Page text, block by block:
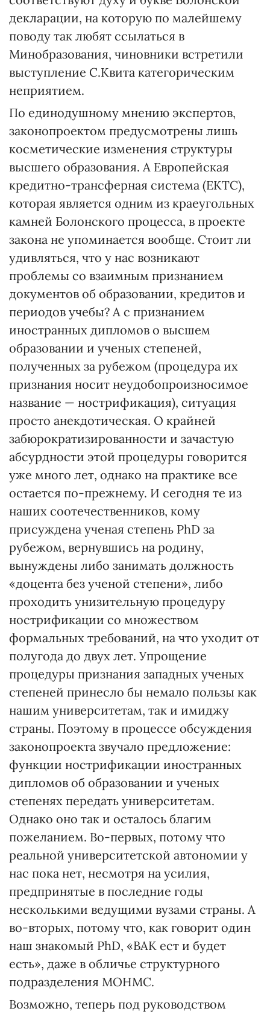
декларации, на которую по малейшему
поводу так любят ссылаться в
Минобразования, чиновники встретили
выступление С.Квита категорическим
неприятием.
По единодушному мнению экспертов,
законопроектом предусмотрены лишь
косметические изменения структуры
высшего образования. А Европейская
кредитно-трансферная система (ЕКТС),
которая является одним из краеугольных
камней Болонского процесса, в проекте
закона не упоминается вообще. Стоит ли
удивляться, что у нас возникают
проблемы со взаимным признанием
документов об образовании, кредитов и
периодов учебы? А с признанием
иностранных дипломов о высшем
образовании и ученых степеней,
полученных за рубежом (процедура их
признания носит неудобопроизносимое
название — нострификация), ситуация
просто анекдотическая. О крайней
забюрократизированности и зачастую
абсурдности этой процедуры говорится
уже много лет, однако на практике все
остается по-прежнему. И сегодня те из
наших соотечественников, кому
присуждена ученая степень PhD за
рубежом, вернувшись на родину,
вынуждены либо занимать должность
«доцента без ученой степени», либо
проходить унизительную процедуру
нострификации со множеством
формальных требований, на что уходит от
полугода до двух лет. Упрощение
процедуры признания западных ученых
степеней принесло бы немало пользы как
нашим университетам, так и имиджу
страны. Поэтому в процессе обсуждения
законопроекта звучало предложение:
функции нострификации иностранных
дипломов об образовании и ученых
степенях передать университетам.
Однако оно так и осталось благим
пожеланием. Во-первых, потому что
реальной университетской автономии у
нас пока нет, несмотря на усилия,
предпринятые в последние годы
несколькими ведущими вузами страны. А
во-вторых, потому что, как говорит один
наш знакомый PhD, «ВАК ест и будет
есть», даже в обличье структурного
подразделения МОНМС.
Возможно, теперь под руководством